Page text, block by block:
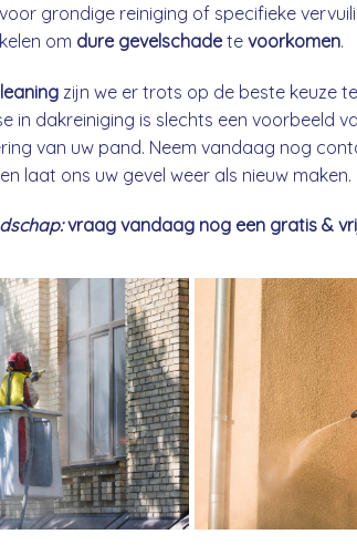
grondige reiniging of specifieke
om dure gevelschadete voorkomen.
zijn we er trots op de beste keuze
in dakreiniging is slechts een voorbeeld
van uw pand. Neem vandaag nog
laat ons uw gevel weer als nieuw maken.
vraag vandaag nog een gratis &